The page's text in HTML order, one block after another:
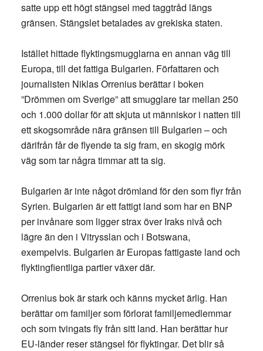
satte upp ett högt stängsel med taggtråd längs
gränsen. Stängslet betalades av grekiska staten.
Istället hittade flyktingsmugglarna en annan väg till
Europa, till det fattiga Bulgarien. Författaren och
journalisten Niklas Orrenius berättar i boken
”Drömmen om Sverige” att smugglare tar mellan 250
och 1.000 dollar för att skjuta ut människor i natten till
ett skogsområde nära gränsen till Bulgarien – och
därifrån får de flyende ta sig fram, en skogig mörk
väg som tar några timmar att ta sig.
Bulgarien är inte något drömland för den som flyr från
Syrien. Bulgarien är ett fattigt land som har en BNP
per invånare som ligger strax över Iraks nivå och
lägre än den i Vitrysslan och i Botswana,
exempelvis. Bulgarien är Europas fattigaste land och
flyktingfientliga partier växer där.
Orrenius bok är stark och känns mycket ärlig. Han
berättar om familjer som förlorat familjemedlemmar
och som tvingats fly från sitt land. Han berättar hur
EU-länder reser stängsel för flyktingar. Det blir så